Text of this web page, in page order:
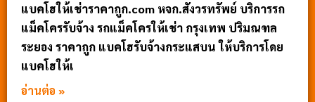
แบคโฮให้เช่าราคาถูก.com หจก.สังวรทรัพย์ บริการรถ
แม็คโครรับจ้าง รถแม็คโครให้เช่า กรุงเทพ ปริมณฑล
ระยอง ราคาถูก แบคโฮรับจ้างกระแสบน ให้บริการโดย
แบคโฮให้เ
อ่านต่อ »